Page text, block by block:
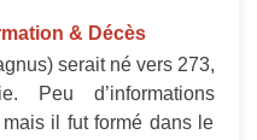
& Décès
serait né vers 273,
Peu d’informations
il fut formé dans le